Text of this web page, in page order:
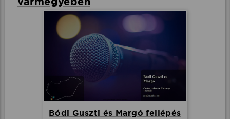
Bódi Guszti és Margó fellépés